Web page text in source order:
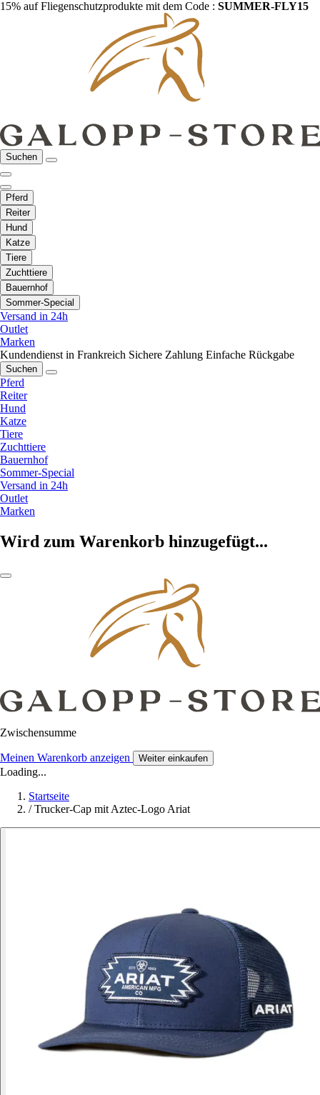
15% auf Fliegenschutzprodukte mit dem Code : SUMMER-FLY15
Suchen
Pferd
Reiter
Hund
Katze
Tiere
Zuchttiere
Bauernhof
Sommer-Special
Versand in 24h
Outlet
Marken
Kundendienst in Frankreich Sichere Zahlung Einfache Rückgabe
Suchen
Pferd
Reiter
Hund
Katze
Tiere
Zuchttiere
Bauernhof
Sommer-Special
Versand in 24h
Outlet
Marken
Wird zum Warenkorb hinzugefügt...
Zwischensumme
Meinen Warenkorb anzeigen Weiter einkaufen
Loading...
Startseite
/ Trucker-Cap mit Aztec-Logo Ariat